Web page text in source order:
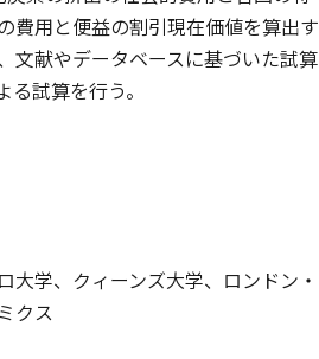
費用と便益の割引現在価値を算出す
文献やデータベースに基づいた試算
試算を行う。
大学、クィーンズ大学、ロンドン・
クス